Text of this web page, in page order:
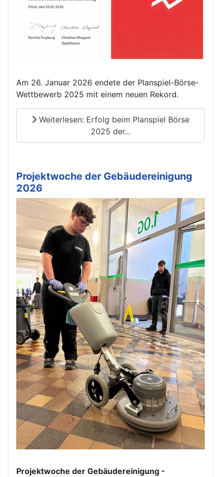
Am 26. Januar 2026 endete der Planspiel-Börse-
Wettbewerb 2025 mit einem neuen Rekord.
Weiterlesen: Erfolg beim Planspiel Börse
2025 der...
Projektwoche der Gebäudereinigung
2026
Projektwoche der Gebäudereinigung -